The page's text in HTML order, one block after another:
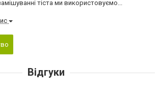
тіста ми використовуємо...
Відгуки